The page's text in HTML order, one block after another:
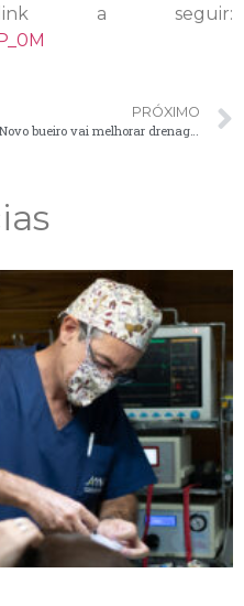
a seguir:
PRÓXIMO
Novo bueiro vai melhorar drenagem de águas na comunidade de Vieiras